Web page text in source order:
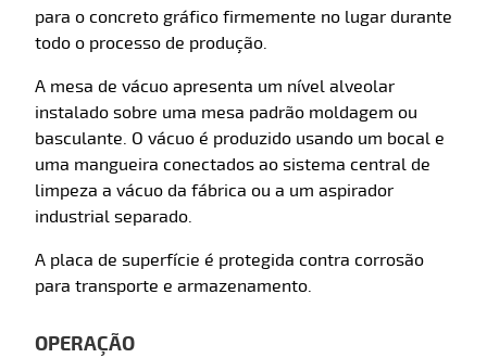
para o concreto gráfico firmemente no lugar durante
todo o processo de produção.
A mesa de vácuo apresenta um nível alveolar
instalado sobre uma mesa padrão moldagem ou
basculante. O vácuo é produzido usando um bocal e
uma mangueira conectados ao sistema central de
limpeza a vácuo da fábrica ou a um aspirador
industrial separado.
A placa de superfície é protegida contra corrosão
para transporte e armazenamento.
OPERAÇÃO